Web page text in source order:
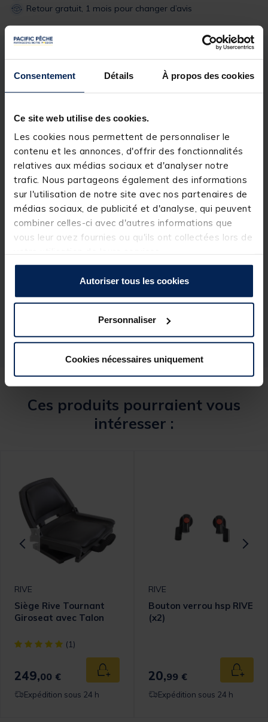
Consentement Détails À propos des cookies
Ce site web utilise des cookies.
Les cookies nous permettent de personnaliser le
contenu et les annonces, d'offrir des fonctionnalités
relatives aux médias sociaux et d'analyser notre
trafic. Nous partageons également des informations
sur l'utilisation de notre site avec nos partenaires de
médias sociaux, de publicité et d'analyse, qui peuvent
combiner celles-ci avec d'autres informations que
vous leur avez fournies ou qu'ils ont collectées lors de
Autoriser tous les cookies
Personnaliser
Cookies nécessaires uniquement
Retour gratuit, 1 mois pour changer d’avis
Description Spécifications
SIEGE TOURNANT GIROSEAT - NOIR
Pour stations format F2
Spécifications
Réf.
207018-1
RIVE
Ces produits pourraient vous
intéresser :
panier
RIVE
Siège Rive Tournant
Giroseat avec Talon
[object Object] out of 5 Customer Rating
(1)
249,00 € Ajouter au panier
Expédition sous 24 h
RIVE
Bouton verrou hsp RIVE
(x2)
20,99 €
Expédition sous 24 h